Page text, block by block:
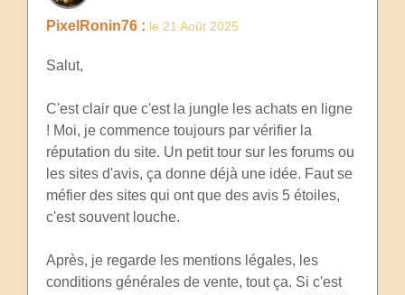
PixelRonin76 : le 21 Août 2025
Salut,
C'est clair que c'est la jungle les achats en ligne
! Moi, je commence toujours par vérifier la
réputation du site. Un petit tour sur les forums ou
les sites d'avis, ça donne déjà une idée. Faut se
méfier des sites qui ont que des avis 5 étoiles,
c'est souvent louche.
Après, je regarde les mentions légales, les
conditions générales de vente, tout ça. Si c'est